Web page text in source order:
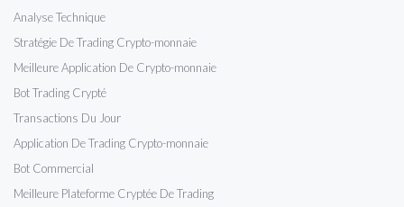
Analyse Technique
Stratégie De Trading Crypto-monnaie
Meilleure Application De Crypto-monnaie
Bot Trading Crypté
Transactions Du Jour
Application De Trading Crypto-monnaie
Bot Commercial
Meilleure Plateforme Cryptée De Trading